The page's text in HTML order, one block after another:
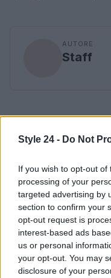
Style 24 - Do Not
If you wish to opt-out
processing of your
targeted advertising by
section to confirm your
opt-out request is
interest-based ads
us or personal
your opt-out. You may
disclosure of your
AUTORE
Staff